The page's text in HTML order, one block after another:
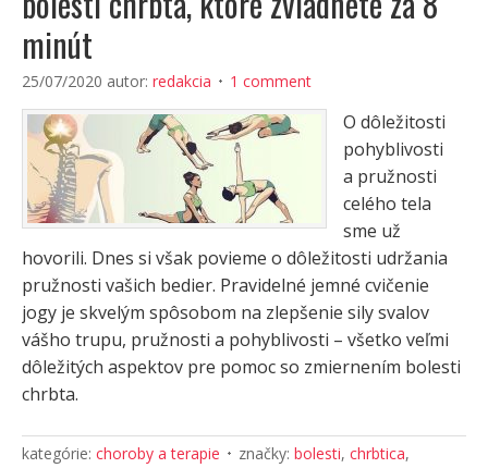
minút
25/07/2020 autor: redakcia 1 comment
O dôležitosti
pohyblivosti
a pružnosti
celého tela
sme už
hovorili. Dnes si však povieme o dôležitosti udržania
pružnosti vašich bedier. Pravidelné jemné cvičenie
jogy je skvelým spôsobom na zlepšenie sily svalov
vášho trupu, pružnosti a pohyblivosti – všetko veľmi
dôležitých aspektov pre pomoc so zmiernením bolesti
chrbta.
kategórie: choroby a terapie značky: bolesti, chrbtica,